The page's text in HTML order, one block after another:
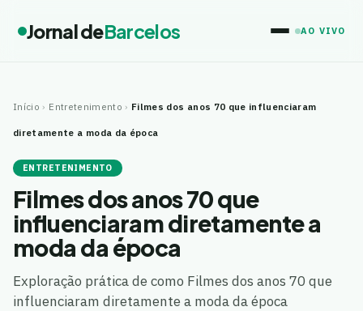
Jornal deBarcelos AO VIVO
Início › Entretenimento › Filmes dos anos 70 que influenciaram
diretamente a moda da época
ENTRETENIMENTO
Filmes dos anos 70 que
influenciaram diretamente a
moda da época
Exploração prática de como Filmes dos anos 70 que
influenciaram diretamente a moda da época